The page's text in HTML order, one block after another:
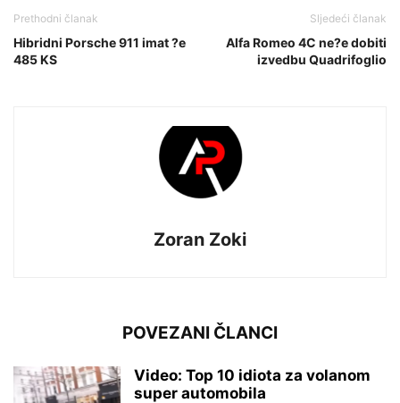
Prethodni članak
Hibridni Porsche 911 imat ?e
485 KS
Sljedeći članak
Alfa Romeo 4C ne?e dobiti
izvedbu Quadrifoglio
Zoran Zoki
POVEZANI ČLANCI
Video: Top 10 idiota za volanom
super automobila